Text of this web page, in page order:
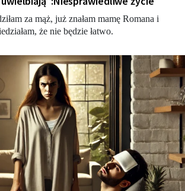
za mąż, już znałam mamę Romana i
że nie będzie łatwo.